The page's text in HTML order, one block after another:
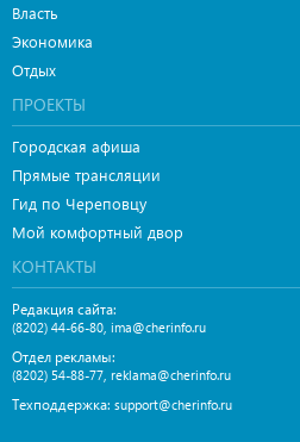
Власть
Экономика
Отдых
ПРОЕКТЫ
Городская афиша
Прямые трансляции
Гид по Череповцу
Мой комфортный двор
КОНТАКТЫ
Редакция сайта:
(8202) 44-66-80 ima@cherinfo.ru
Отдел рекламы:
(8202) 54-88-77 reklama@cherinfo.ru
Техподдержка: support@cherinfo.ru